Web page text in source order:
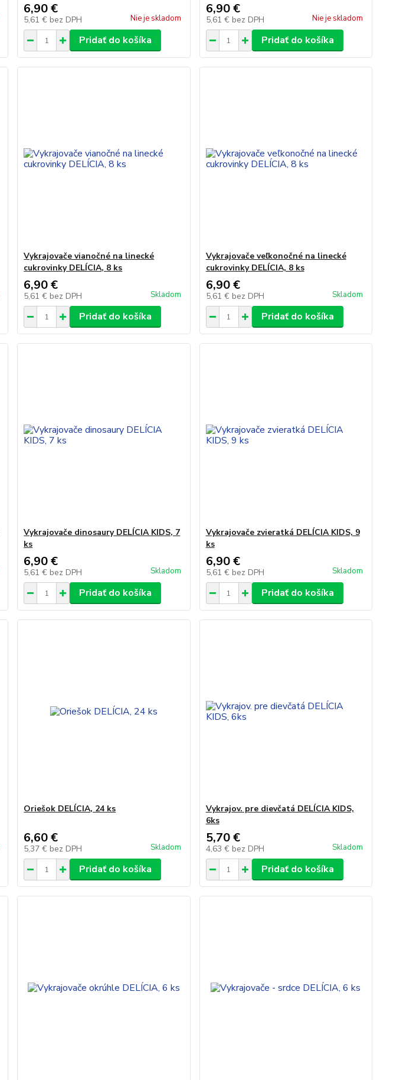
6,90 €
5,61 € bez DPH Nie je skladom
Pridať do košíka
6,90 €
5,61 € bez DPH Nie je skladom
Pridať do košíka
Vykrajovače vianočné na linecké
cukrovinky DELÍCIA, 8 ks
6,90 €
5,61 € bez DPH Skladom
Pridať do košíka
Vykrajovače veľkonočné na linecké
cukrovinky DELÍCIA, 8 ks
6,90 €
5,61 € bez DPH Skladom
Pridať do košíka
Vykrajovače dinosaury DELÍCIA KIDS, 7
ks
6,90 €
5,61 € bez DPH Skladom
Pridať do košíka
Vykrajovače zvieratká DELÍCIA KIDS, 9
ks
6,90 €
5,61 € bez DPH Skladom
Pridať do košíka
Oriešok DELÍCIA, 24 ks
6,60 €
5,37 € bez DPH Skladom
Pridať do košíka
Vykrajov. pre dievčatá DELÍCIA KIDS,
6ks
5,70 €
4,63 € bez DPH Skladom
Pridať do košíka